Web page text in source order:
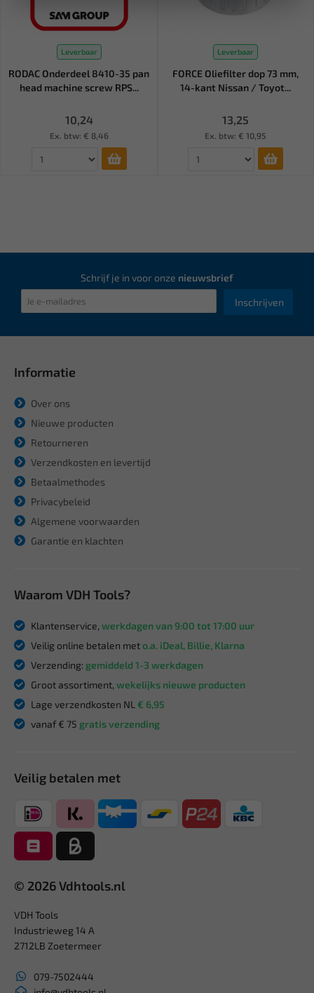
Leverbaar
RODAC Onderdeel 8410-35 pan
head machine screw RPS...
10,24
Ex. btw: € 8,46
Leverbaar
FORCE Oliefilter dop 73 mm,
14-kant Nissan / Toyot...
13,25
Ex. btw: € 10,95
Schrijf je in voor onze nieuwsbrief
Inschrijven
Informatie
Over ons
Nieuwe producten
Retourneren
Verzendkosten en levertijd
Betaalmethodes
Privacybeleid
Algemene voorwaarden
Garantie en klachten
Waarom VDH Tools?
Klantenservice, werkdagen van 9:00 tot 17:00 uur
Veilig online betalen meto.a. iDeal, Billie, Klarna
Verzending: gemiddeld 1-3 werkdagen
Groot assortiment, wekelijks nieuwe producten
Lage verzendkosten NL € 6,95
vanaf € 75 gratis verzending
Veilig betalen met
© 2026 Vdhtools.nl
VDH Tools
Industrieweg 14 A
2712LB Zoetermeer
079-7502444